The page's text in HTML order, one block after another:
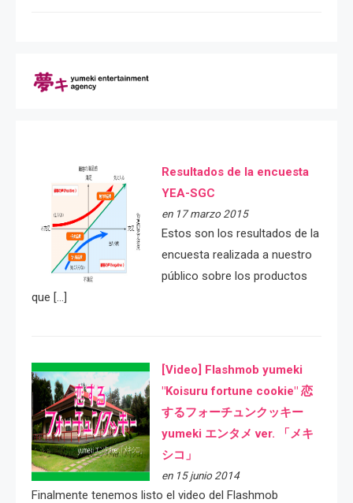
Resultados de la encuesta
YEA-SGC
en 17 marzo 2015
Estos son los resultados de la
encuesta realizada a nuestro
público sobre los productos
que […]
[Video] Flashmob yumeki
"Koisuru fortune cookie" 恋
するフォーチュンクッキー
yumeki エンタメ ver. 「メキ
シコ」
en 15 junio 2014
Finalmente tenemos listo el video del Flashmob